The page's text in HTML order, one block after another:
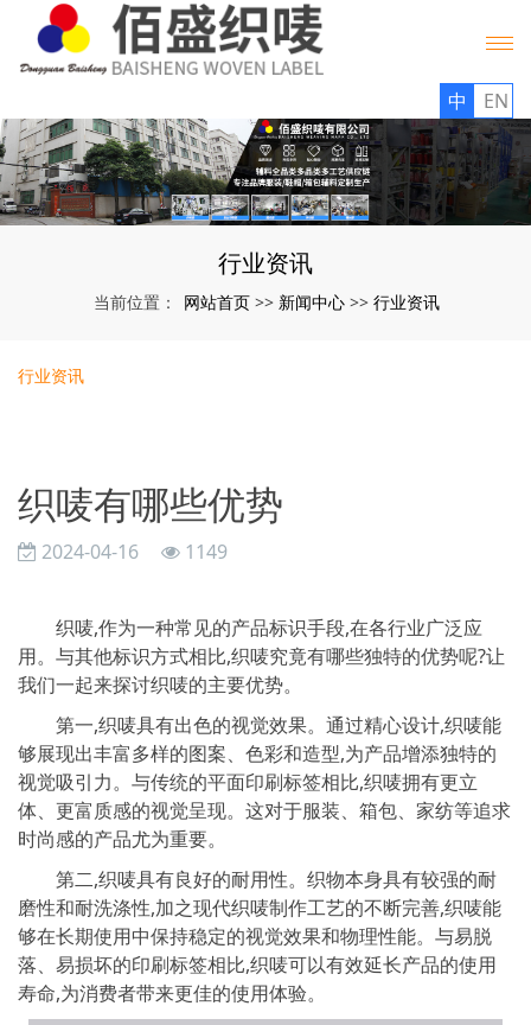
中 EN
行业资讯
当前位置： 网站首页 >> 新闻中心 >> 行业资讯
行业资讯
织唛有哪些优势
2024-04-16 1149
织唛,作为一种常见的产品标识手段,在各行业广泛应
用。与其他标识方式相比,织唛究竟有哪些独特的优势呢?让
我们一起来探讨织唛的主要优势。
第一,织唛具有出色的视觉效果。通过精心设计,织唛能
够展现出丰富多样的图案、色彩和造型,为产品增添独特的
视觉吸引力。与传统的平面印刷标签相比,织唛拥有更立
体、更富质感的视觉呈现。这对于服装、箱包、家纺等追求
时尚感的产品尤为重要。
第二,织唛具有良好的耐用性。织物本身具有较强的耐
磨性和耐洗涤性,加之现代织唛制作工艺的不断完善,织唛能
够在长期使用中保持稳定的视觉效果和物理性能。与易脱
落、易损坏的印刷标签相比,织唛可以有效延长产品的使用
寿命,为消费者带来更佳的使用体验。